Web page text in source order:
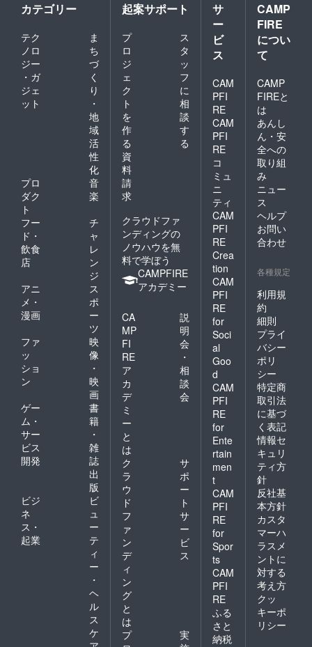
カテゴリー
テク
ノロ
ジー
・ガ
ジェ
ット
ま
ち
づ
く
り
・
地
域
活
性
化
プロ
ダク
ト
音
楽
フー
ド・
飲食
店
チ
ャ
レ
ン
ジ
アニ
メ・
漫画
ス
ポ
ー
ツ
ファ
ッ
ショ
ン
映
像
・
映
画
ゲー
ム・
サー
ビス
開発
書
籍
・
雑
誌
出
版
ビジ
ネ
ス・
起業
ビ
ュ
ー
テ
ィ
ー
・
ヘ
ル
ス
ケ
起案サポート
プ
ロ
ジ
ェ
ク
ト
を
作
る
ス
タ
ッ
フ
に
相
談
す
る
資
料
請
求
クラウドファ
ンディングの
ノウハウを無
料で学ぼう
CAMPFIRE
アカデミー
CA
MP
FI
RE
ア
カ
デ
ミ
ー
と
は
説
明
会
・
相
談
会
ク
ラ
ウ
ド
フ
ァ
ン
デ
ィ
ン
グ
と
は
サ
ポ
ー
ト
サ
ー
ビ
ス
プ
実
サ
ー
ビ
ス
CAM
PFI
RE
CAM
PFI
RE
コ
ミュ
ニ
ティ
CAM
PFI
RE
Crea
tion
CAM
PFI
RE
for
Soci
al
Goo
d
CAM
PFI
RE
for
Ente
rtain
men
t
CAM
PFI
RE
for
Spor
ts
CAM
PFI
RE
ふる
さと
納税
CAMP
FIRE
につい
て
CAMP
FIREと
は
あんし
ん・安
全への
取り組
み
ニュー
ス
ヘルプ
お問い
合わせ
各種規定
利用規
約
細則
プライ
バシー
ポリ
シー
特定商
取引法
に基づ
く表記
情報セ
キュリ
ティ方
針
反社基
本方針
カスタ
マーハ
ラスメ
ントに
対する
考え方
クッ
キーポ
リシー